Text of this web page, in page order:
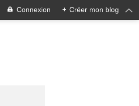
Connexion + Créer mon blog